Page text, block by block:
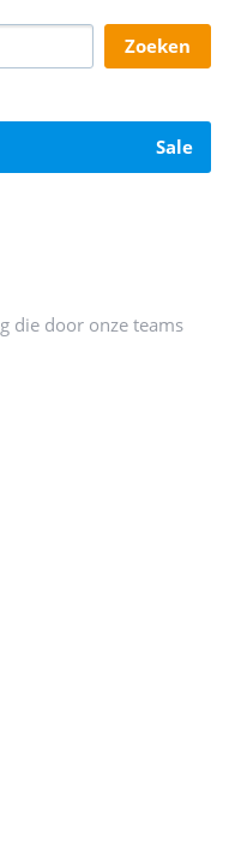
zoeken
sale
die door onze teams